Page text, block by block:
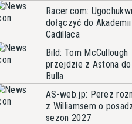
Racer.com:
dołączyć do Akademii
Cadillaca
Bild: Tom McCullough
przejdzie z Astona do
Bulla
AS-web.jp: Perez
z Williamsem o
sezon 2027